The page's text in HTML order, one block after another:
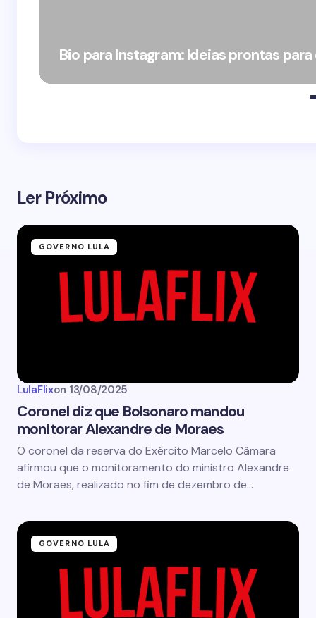
Bio para Instagram: Ideias prontas
Ler Próximo
GOVERNO LULA
LulaFlixon 13/08/2025
Coronel diz que Bolsonaro mandou
monitorar Alexandre de Moraes
O coronel da reserva do Exército Marcelo Câmara
afirmou que o monitoramento do ministro Alexandre
de Moraes, realizado no fim de dezembro de…
GOVERNO LULA